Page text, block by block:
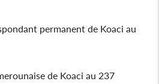
permanent de Koaci au
de Koaci au 237